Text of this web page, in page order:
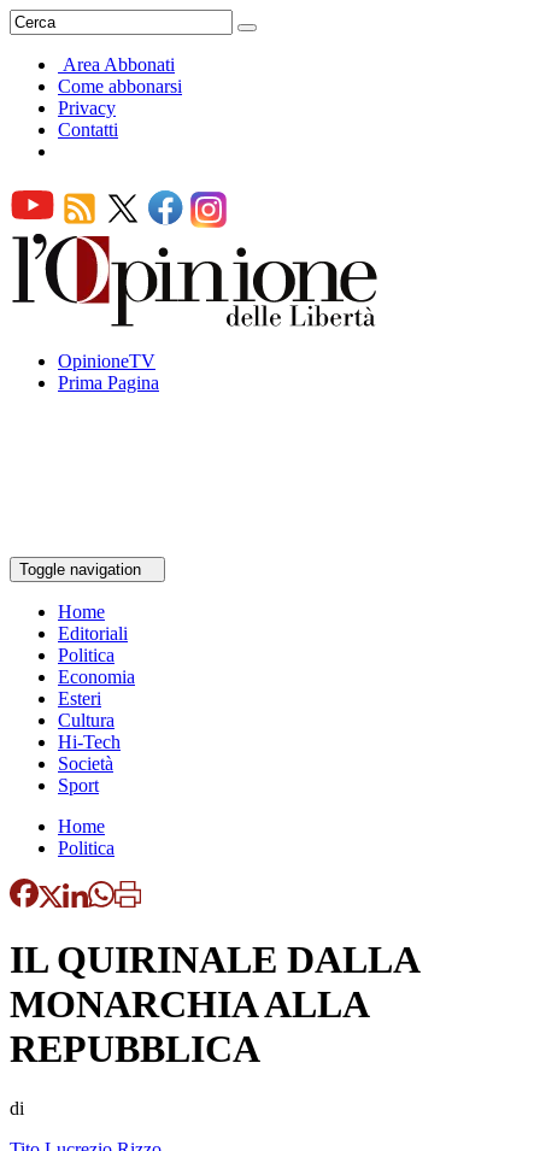
Area Abbonati
Come abbonarsi
Privacy
Contatti
OpinioneTV
Prima Pagina
Toggle navigation
Home
Editoriali
Politica
Economia
Esteri
Cultura
Hi-Tech
Società
Sport
Home
Politica
IL QUIRINALE DALLA
MONARCHIA ALLA
REPUBBLICA
di